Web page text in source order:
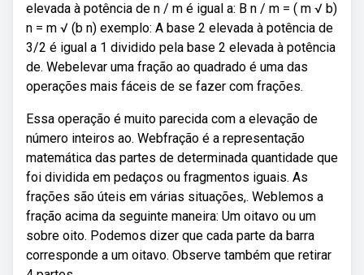
elevada à potência de n / m é igual a: B n / m = ( m √ b)
n = m √ (b n) exemplo: A base 2 elevada à potência de
3/2 é igual a 1 dividido pela base 2 elevada à potência
de. Webelevar uma fração ao quadrado é uma das
operações mais fáceis de se fazer com frações.
Essa operação é muito parecida com a elevação de
número inteiros ao. Webfração é a representação
matemática das partes de determinada quantidade que
foi dividida em pedaços ou fragmentos iguais. As
frações são úteis em várias situações,. Weblemos a
fração acima da seguinte maneira: Um oitavo ou um
sobre oito. Podemos dizer que cada parte da barra
corresponde a um oitavo. Observe também que retirar